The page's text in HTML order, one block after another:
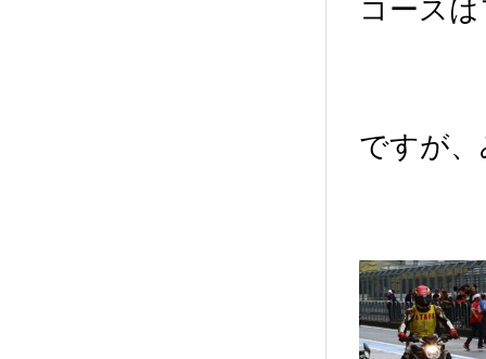
コース
ですが